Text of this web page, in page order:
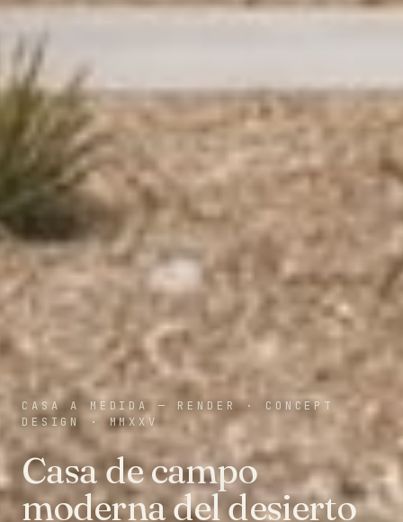
CASA A MEDIDA — RENDER· CONCEPT
DESIGN
·MMXXV
Casa de campo
moderna del desierto